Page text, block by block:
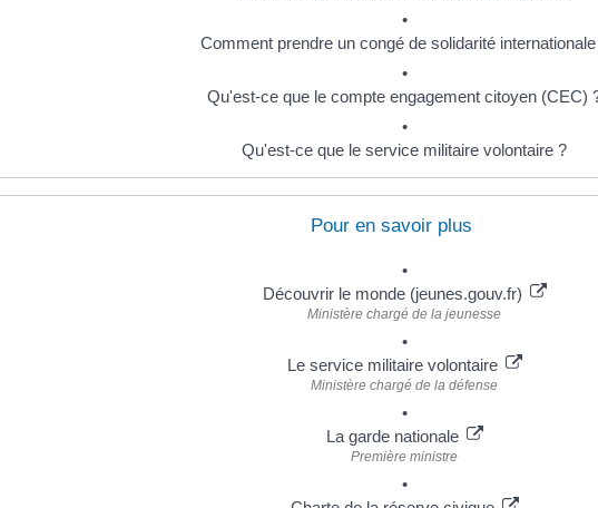
Comment prendre un congé de solidarité
Qu'est-ce que le compte engagement citoyen (CEC)
Qu'est-ce que le service militaire volontaire ?
Pour en savoir plus
Découvrir le monde (jeunes.gouv.fr)
Ministère chargé de la jeunesse
Le service militaire volontaire
Ministère chargé de la défense
La garde nationale
Première ministre